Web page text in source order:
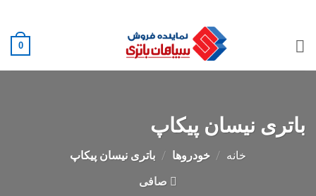
content
0
باتری نیسان پیکاپ
خانه / خودروها / باتری نیسان پیکاپ
صافی